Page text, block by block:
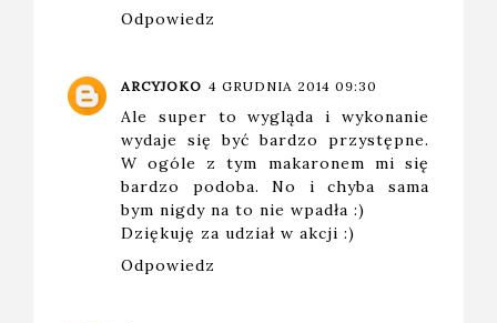
Odpowiedz
ARCYJOKO 4 GRUDNIA 2014 09:30
Ale super to wygląda i wykonanie
wydaje się być bardzo przystępne.
W ogóle z tym makaronem mi się
bardzo podoba. No i chyba sama
bym nigdy na to nie wpadła :)
Dziękuję za udział w akcji :)
Odpowiedz